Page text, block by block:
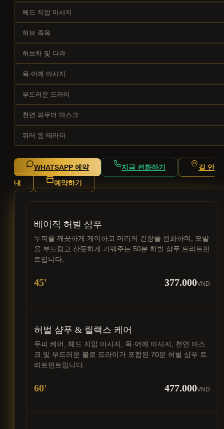
헤드 지압 마사지
허브 족욕
허브차 및 다과
목·어깨 마사지
부드러운 드라이
천연 파우더 마스크
워터 돔 테라피
WHATSAPP 예약 지금 전화하기
길 안
내
예약하기
베이직 허벌 샴푸
두피를 깨끗하게 케어하고 머리의 긴장을 완화하며, 모발
을 부드럽고 산뜻하게 가꿔주는 50분 허벌 샴푸 트리트먼
트입니다.
45' 377.000VND
허벌 샴푸 & 릴랙스 케어
두피 케어, 헤드 지압 마사지, 목·어깨 마사지, 천연 마스
크 및 부드러운 블로 드라이가 포함된 70분 허벌 샴푸 트
리트먼트입니다.
60' 477.000VND